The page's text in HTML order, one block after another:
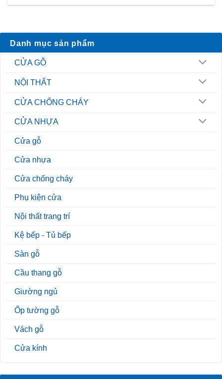
Danh mục sản phẩm
CỬA GỖ
NỘI THẤT
CỬA CHỐNG CHÁY
CỬA NHỰA
Cửa gỗ
Cửa nhựa
Cửa chống cháy
Phụ kiện cửa
Nội thất trang trí
Kệ bếp - Tủ bếp
Sàn gỗ
Cầu thang gỗ
Giường ngủ
Ốp tường gỗ
Vách gỗ
Cửa kính